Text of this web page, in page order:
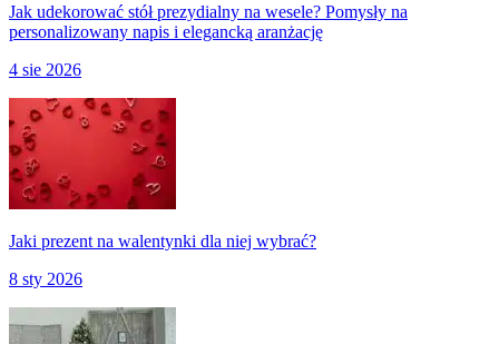
Jak udekorować stół prezydialny na wesele? Pomysły na
personalizowany napis i elegancką aranżację
4 sie 2026
Jaki prezent na walentynki dla niej wybrać?
8 sty 2026